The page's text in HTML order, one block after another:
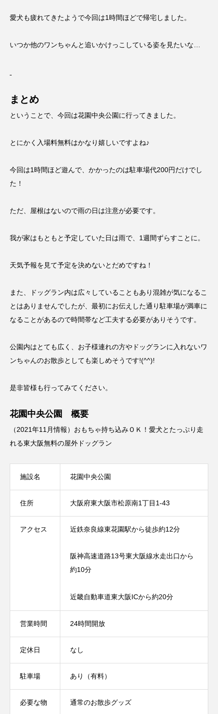
愛犬も疲れてきたようで今回は1時間ほどで帰宅しました。
いつか他のワンちゃんと追いかけっこしている姿を見たいな…
まとめ
ということで、今回は花園中央公園に行ってきました。
とにかく入場料無料はかなり嬉しいですよね♪
今回は1時間ほど遊んで、かかったのは駐車場代200円だけでし
た！
ただ、屋根はないので雨の日は注意が必要です。
我が家はもともと予定していた日は雨で、1週間ずらすことに。
天気予報を見て予定を決めないとだめですね！
また、ドッグラン内は広々していることもあり混雑が気になるこ
とはありませんでしたが、最初にお伝えした通り駐車場が満車に
なることがあるので時間帯など工夫する必要がありそうです。
公園内はとても広く、お子様連れの方やドッグランに入れないワ
ンちゃんのお散歩としても楽しめそうです!(^^)!
是非皆様も行ってみてください。
花園中央公園 概要
（2021年11月情報）おもちゃ持ち込みＯＫ！愛犬とたっぷり走
れる東大阪無料の屋外ドッグラン
施設名 花園中央公園
住所 大阪府東大阪市松原南1丁目1-43
アクセス 近鉄奈良線東花園駅から徒歩約12分
阪神高速道路13号東大阪線水走出口から
約10分
近畿自動車道東大阪ICから約20分
営業時間 24時間開放
定休日 なし
駐車場 あり（有料）
必要な物 通常のお散歩グッズ